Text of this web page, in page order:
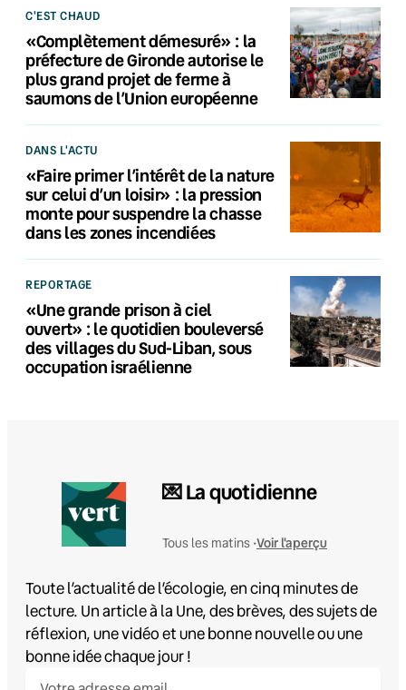
C'EST CHAUD
«Complètement démesuré» : la
préfecture de Gironde autorise le
plus grand projet de ferme à
saumons de l’Union européenne
DANS L'ACTU
«Faire primer l’intérêt de la nature
sur celui d’un loisir» : la pression
monte pour suspendre la chasse
dans les zones incendiées
REPORTAGE
«Une grande prison à ciel
ouvert» : le quotidien bouleversé
des villages du Sud-Liban, sous
occupation israélienne
💌 La quotidienne
Tous les matins •Voir l'aperçu
Toute l’actualité de l’écologie, en cinq minutes de
lecture. Un article à la Une, des brèves, des sujets de
réflexion, une vidéo et une bonne nouvelle ou une
bonne idée chaque jour !